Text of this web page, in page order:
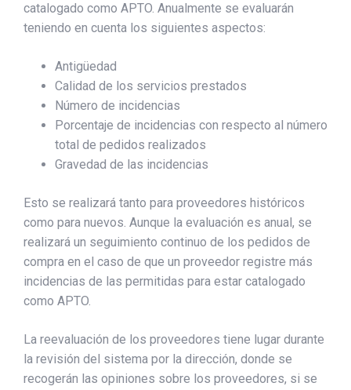
catalogado como APTO. Anualmente se evaluarán
teniendo en cuenta los siguientes aspectos:
Antigüedad
Calidad de los servicios prestados
Número de incidencias
Porcentaje de incidencias con respecto al número
total de pedidos realizados
Gravedad de las incidencias
Esto se realizará tanto para proveedores históricos
como para nuevos. Aunque la evaluación es anual, se
realizará un seguimiento continuo de los pedidos de
compra en el caso de que un proveedor registre más
incidencias de las permitidas para estar catalogado
como APTO.
La reevaluación de los proveedores tiene lugar durante
la revisión del sistema por la dirección, donde se
recogerán las opiniones sobre los proveedores, si se